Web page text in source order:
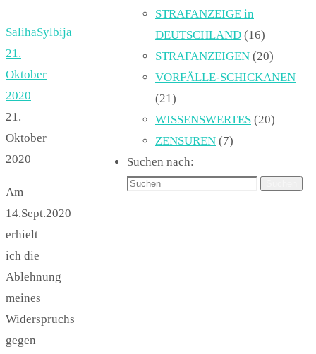
SalihaSylbija
21.
Oktober
2020
21.
Oktober
2020
Am
14.Sept.2020
erhielt
ich die
Ablehnung
meines
Widerspruchs
gegen
STRAFANZEIGE in
DEUTSCHLAND (16)
STRAFANZEIGEN (20)
VORFÄLLE-SCHICKANEN
(21)
WISSENSWERTES (20)
ZENSUREN (7)
Suchen nach: